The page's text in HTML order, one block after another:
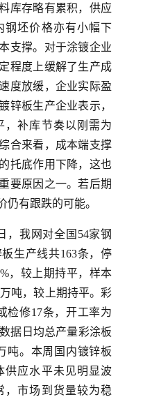
库存略有累积，供应
钢坯价格亦有小幅下
支撑。对于涂镀企业
程度上缓解了生产成
度放缓，企业实际盈
锌板生产企业表示，
，补库节奏以刚需为
合来看，成本端支撑
托底作用下降，这也
要原因之一。若后期
仍有跟跌的可能。
，我网对全国54家钢
生产线共163条，停
，较上期持平，样本
吨，较上期持平。彩
检修17条，开工率为
据日均总产量彩涂板
吨。本周国内镀锌板
供应水平未见明显波
，市场到货量较为稳